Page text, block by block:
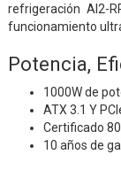
refrigeración AI2-
funcionamiento
Potencia,
1000W de
ATX 3.1 Y
Certificado 80
10 años de